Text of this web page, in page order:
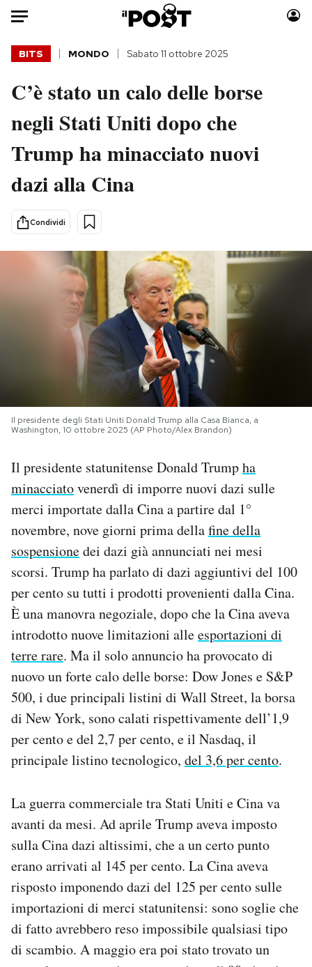
Auto
HOME
Italia
Politica
Tecnologia
Scienza
Cultura
Economia
Libri
Consumismi
Altrecose
Mondiali calcio 2026
PODCAST
NEWSLETTER
I MIEI PREFERITI
CALENDARIO
AREA PERSONALE
Area Personale
Newsletter
Notifiche mobile
Regala il Post
Hai bisogno di aiuto?
BITS MONDO Sabato 11 ottobre 2025
C’è stato un calo delle borse
negli Stati Uniti dopo che
Trump ha minacciato nuovi
dazi alla Cina
Condividi
Il presidente degli Stati Uniti Donald Trump alla Casa Bianca, a
Washington, 10 ottobre 2025 (AP Photo/Alex Brandon)
Il presidente statunitense Donald Trumpha
minacciatovenerdì di imporre nuovi dazi sulle
merci importate dalla Cina a partire dal 1°
novembre, nove giorni prima dellafine della
sospensionedei dazi già annunciati nei mesi
scorsi. Trump ha parlato di dazi aggiuntivi del 100
per cento su tutti i prodotti provenienti dalla Cina.
È una manovra negoziale, dopo che la Cina aveva
introdotto nuove limitazioni alleesportazioni di
terre rare. Ma il solo annuncio ha provocato di
nuovo un forte calo delle borse: Dow Jones e S&P
500, i due principali listini di Wall Street, la borsa
di New York, sono calati rispettivamente dell’1,9
per cento e del 2,7 per cento, e il Nasdaq, il
principale listino tecnologico, del 3,6 per cento.
La guerra commerciale tra Stati Uniti e Cina va
avanti da mesi. Ad aprile Trump aveva imposto
sulla Cina dazi altissimi, che a un certo punto
erano arrivati al 145 per cento. La Cina aveva
risposto imponendo dazi del 125 per cento sulle
importazioni di merci statunitensi: sono soglie che
di fatto avrebbero reso impossibile qualsiasi tipo
di scambio. A maggio era poi stato trovato un